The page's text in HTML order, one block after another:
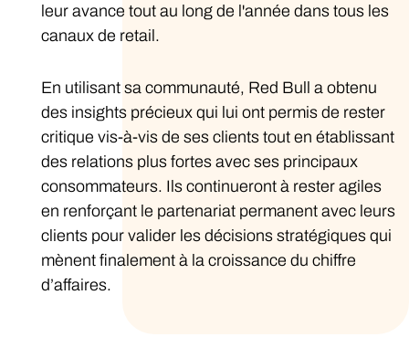
leur avance tout au long de l'année dans tous les
canaux de retail.
En utilisant sa communauté, Red Bull a obtenu
des insights précieux qui lui ont permis de rester
critique vis-à-vis de ses clients tout en établissant
des relations plus fortes avec ses principaux
consommateurs. Ils continueront à rester agiles
en renforçant le partenariat permanent avec leurs
clients pour valider les décisions stratégiques qui
mènent finalement à la croissance du chiffre
d’affaires.